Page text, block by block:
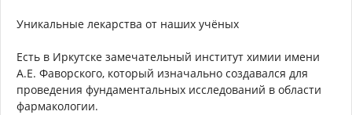
Уникальные лекарства от наших учёных
Есть в Иркутске замечательный институт химии имени
А.Е. Фаворского, который изначально создавался для
проведения фундаментальных исследований в области
фармакологии.